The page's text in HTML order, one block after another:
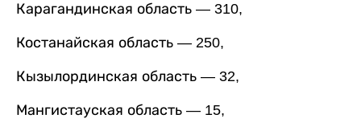
Карагандинская область — 310,
Костанайская область — 250,
Кызылординская область — 32,
Мангистауская область — 15,